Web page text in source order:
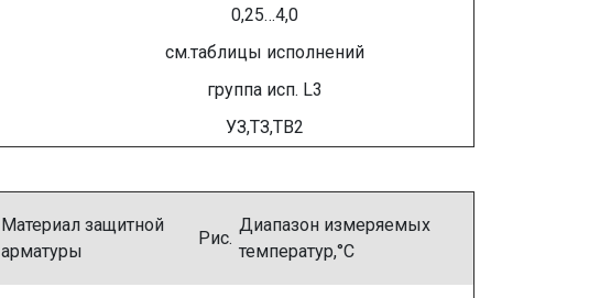
0,25…4,0
см.таблицы исполнений
группа исп. L3
УЗ,ТЗ,ТВ2
Материал защитной
арматуры
Рис.
Диапазон измеряемых
температур,°С